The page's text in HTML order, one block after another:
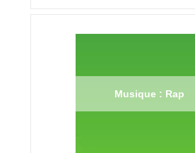
Musique : Rap